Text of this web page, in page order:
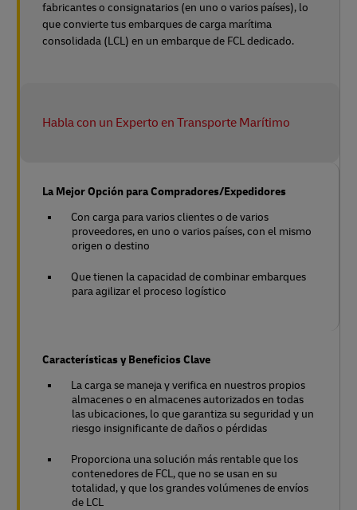
fabricantes o consignatarios (en uno o varios países), lo
que convierte tus embarques de carga marítima
consolidada (LCL) en un embarque de FCL dedicado.
Habla con un Experto en Transporte Marítimo
La Mejor Opción para Compradores/Expedidores
Con carga para varios clientes o de varios
proveedores, en uno o varios países, con el mismo
origen o destino
Que tienen la capacidad de combinar embarques
para agilizar el proceso logístico
Características y Beneficios Clave
La carga se maneja y verifica en nuestros propios
almacenes o en almacenes autorizados en todas
las ubicaciones, lo que garantiza su seguridad y un
riesgo insignificante de daños o pérdidas
Proporciona una solución más rentable que los
contenedores de FCL, que no se usan en su
totalidad, y que los grandes volúmenes de envíos
de LCL